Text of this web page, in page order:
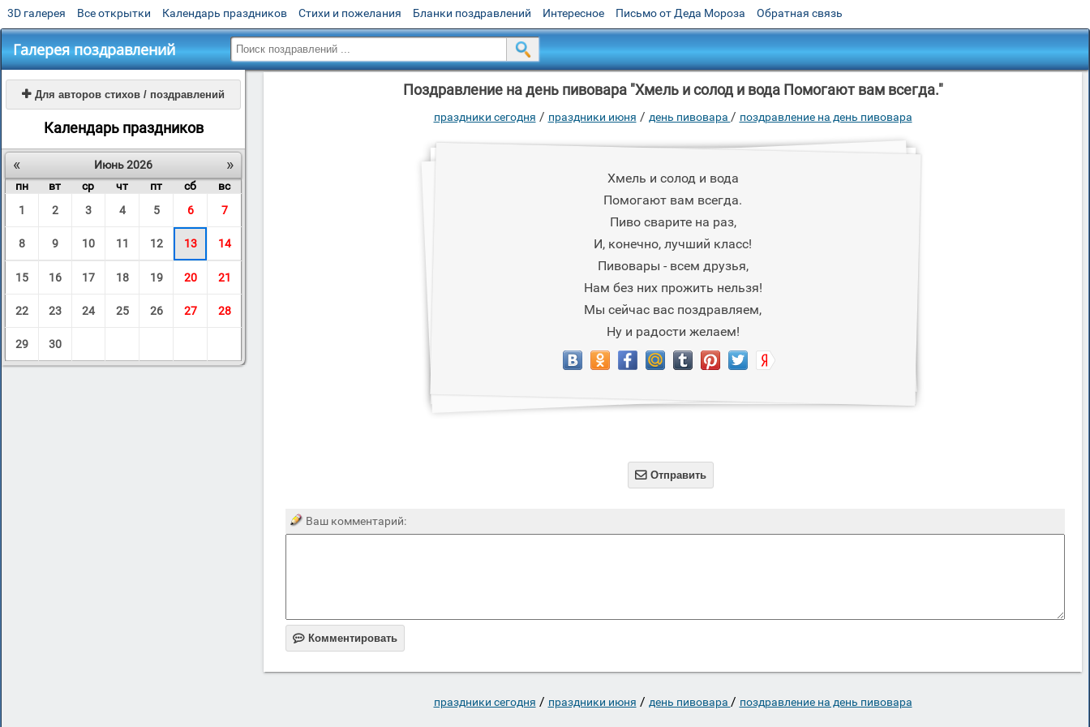
3D галерея Все открытки Календарь праздников Стихи и пожелания Бланки поздравлений Интересное Письмо от Деда Мороза Обратная связь
Галерея поздравлений
 Для авторов стихов / поздравлений
Календарь праздников
« »
Июнь 2026
пн
вт ср чт пт сб
вс
1
2 3 4 5 6 7
8 9 10 11 12 13 14
15 16 17 18 19 20 21
22 23 24 25 26 27 28
29 30
Поздравление на день пивовара "Хмель и солод и вода Помогают вам всегда."
праздники сегодня / праздники июня / день пивовара / поздравление на день пивовара
Хмель и солод и вода
Помогают вам всегда.
Пиво сварите на раз,
И, конечно, лучший класс!
Пивовары - всем друзья,
Нам без них прожить нельзя!
Мы сейчас вас поздравляем,
Ну и радости желаем!
 Отправить
Ваш комментарий:
 Комментировать
праздники сегодня / праздники июня / день пивовара / поздравление на день пивовара